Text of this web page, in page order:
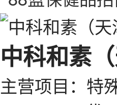
中科和素
主营项目：特